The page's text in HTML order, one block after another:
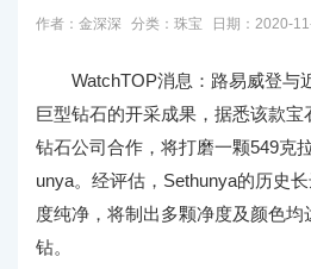
作者：金深深 分类： 珠宝 日期：2020-
WatchTOP消息：路易威登与
巨型钻石的开采成果，据悉该款宝
钻石公司合作，将打磨一颗549克
unya。经评估，Sethunya的历史
度纯净，将制出多颗净度及颜色
钻。